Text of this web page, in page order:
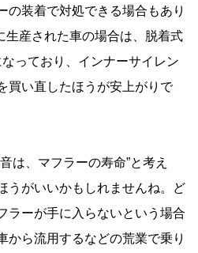
の装着で対処できる場合もあり
生産された車の場合は、脱着式
っており、インナーサイレン
買い直したほうが安上がりで
は、マフラーの寿命”と考え
うがいいかもしれませんね。ど
ラーが手に入らないという場合
から流用するなどの荒業で乗り